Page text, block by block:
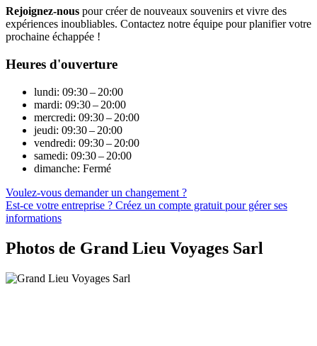
Rejoignez-nous pour créer de nouveaux souvenirs et vivre des
expériences inoubliables. Contactez notre équipe pour planifier votre
prochaine échappée !
Heures d'ouverture
lundi: 09:30 – 20:00
mardi: 09:30 – 20:00
mercredi: 09:30 – 20:00
jeudi: 09:30 – 20:00
vendredi: 09:30 – 20:00
samedi: 09:30 – 20:00
dimanche: Fermé
Voulez-vous demander un changement ?
Est-ce votre entreprise ? Créez un compte gratuit pour gérer ses
informations
Photos de Grand Lieu Voyages Sarl